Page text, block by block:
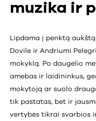
muzika ir
Lipdama į penktą
Dovile ir Andriumi
mokyklą. Po daugelio
amebas ir laidininkus,
mokytoją ar suolo
tik pastatas, bet ir
vertybės tikrai svarbios